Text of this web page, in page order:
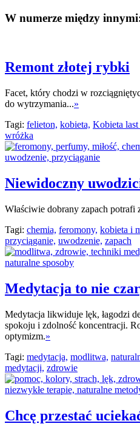
W numerze między
Remont złotej rybki
Facet, który chodzi w
do wytrzymania...»
Tagi: felieton, kobieta, Kobieta
wróżka
Niewidoczny
Właściwie dobrany zapach potrafi
Tagi: chemia, feromony, kobieta i
przyciąganie, uwodzenie, zapach
Medytacja to nie
Medytacja likwiduje lęk, łagodzi
spokoju i zdolność koncentracji.
optymizm.»
Tagi: medytacja, modlitwa,
medytacji, zdrowie
Chcę przestać